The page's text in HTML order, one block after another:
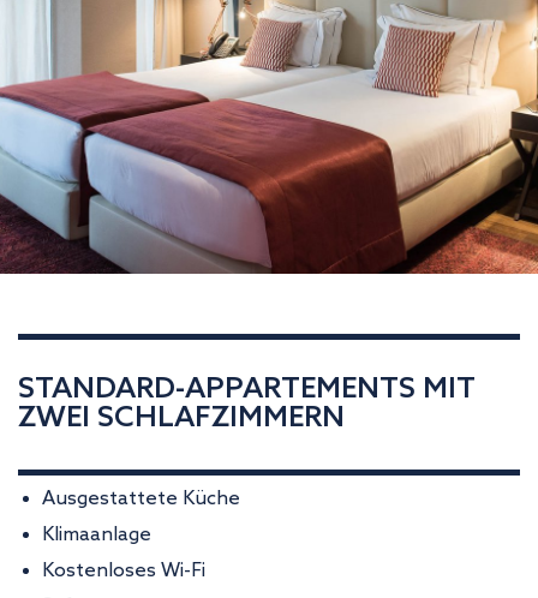
STANDARD-APPARTEMENTS MIT
ZWEI SCHLAFZIMMERN
Ausgestattete Küche
Klimaanlage
Kostenloses Wi-Fi